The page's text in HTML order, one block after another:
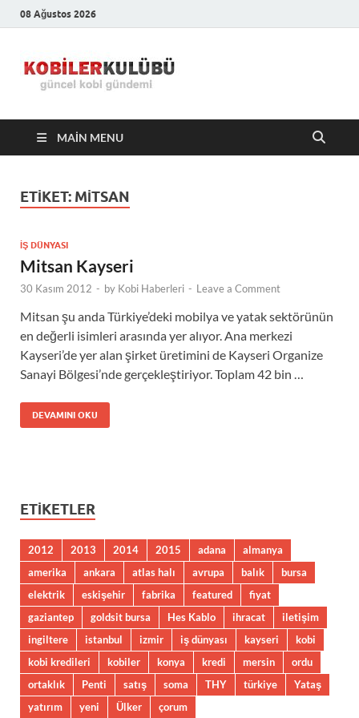
08 Ağustos 2026
Kulübü –
En Güncel
MAIN MENU
ETIKET: MITSAN
İŞ DÜNYASI
Mitsan Kayseri
30 Kasım 2012 - by Kobi Haberleri - Leave a Comment
Mitsan şu anda Türkiye’deki mobilya ve yatak sektörünün
en değerli isimleri arasında yer alıyor. Ana merkezi
Kayseri’de yer alan şirket üretimini de Kayseri Organize
Sanayi Bölgesi’nde gerçekleştiriyor. Toplam 42 bin …
DEVAMINI OKU
ETIKETLER
2012 2013 2014 2015 adana
almanya
amerika
ankara atlas halı avrupa balık
bursa
elektrik
eskişehir fabrika featured
fiyat
gaziantep
goldsit bursa Hes Kablo ihracat
iletişim
ingiltere
istanbul izmir iş dünyası kayseri
kobi
kobi kredileri
kobiler konya kredi mersin
ordu
ortaklık
Penti satış soma THY türkiye
Yataş
yatırım
yeni Ülker çorum